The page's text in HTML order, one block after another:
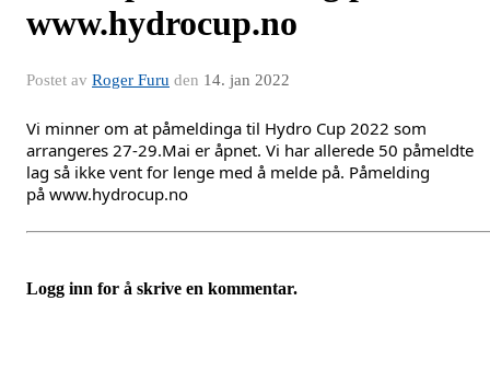
www.hydrocup.no
Postet av Roger Furu den 14. jan 2022
Vi minner om at påmeldinga til Hydro Cup 2022 som
arrangeres 27-29.Mai er åpnet. Vi har allerede 50 påmeldte
lag så ikke vent for lenge med å melde på. Påmelding
på www.hydrocup.no
Logg inn for å skrive en kommentar.